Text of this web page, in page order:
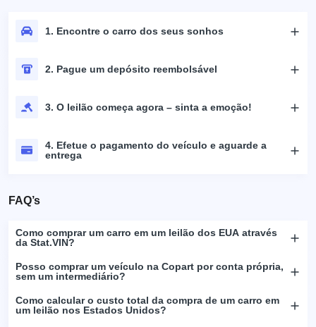
1. Encontre o carro dos seus sonhos
2. Pague um depósito reembolsável
3. O leilão começa agora – sinta a emoção!
4. Efetue o pagamento do veículo e aguarde a
entrega
FAQ’s
Como comprar um carro em um leilão dos EUA através
da Stat.VIN?
Posso comprar um veículo na Copart por conta própria,
sem um intermediário?
Como calcular o custo total da compra de um carro em
um leilão nos Estados Unidos?